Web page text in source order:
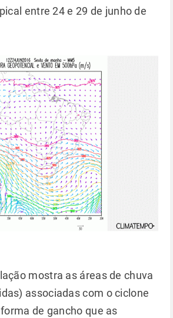
entre 24 e 29 de junho de
mostra as áreas de chuva
associadas com o ciclone
de gancho que as